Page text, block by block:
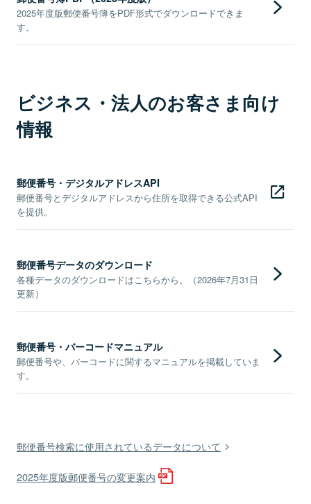
2025年度版郵便番号簿をPDF形式でダウンロードできま
す。
ビジネス・法人のお客さま向け
情報
郵便番号・デジタルアドレスAPI
郵便番号とデジタルアドレスから住所を取得できる公式API
を提供。
郵便番号データのダウンロード
各種データのダウンロードはこちらから。（2026年7月31日
更新）
郵便番号・バーコードマニュアル
郵便番号や、バーコードに関するマニュアルを掲載していま
す。
郵便番号検索に使用されているデータについて
2025年度版郵便番号の変更案内